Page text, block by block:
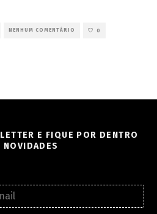
NENHUM COMENTÁRIO 0
E FIQUE POR DENTRO
NOVIDADES